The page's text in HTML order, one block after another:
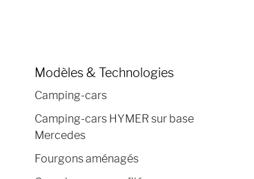
Modèles & Technologies
Camping-cars
Camping-cars HYMER sur base
Mercedes
Fourgons aménagés